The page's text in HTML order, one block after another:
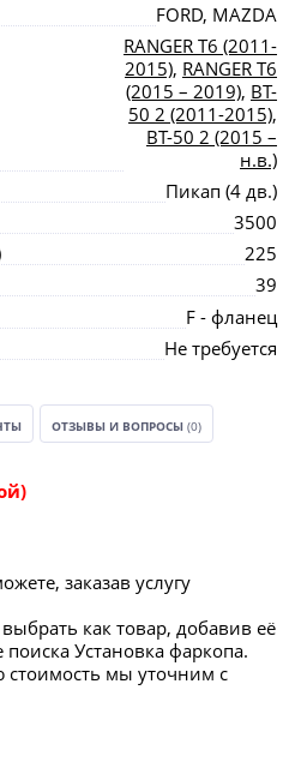
FORD, MAZDA
RANGER T6 (2011-
2015), RANGER T6
(2015 – 2019), BT-
50 2 (2011-2015),
BT-50 2 (2015 –
н.в.)
Пикап (4 дв.)
3500
225
39
F - фланец
Не требуется
ОТЗЫВЫ И ВОПРОСЫ (0)
заказав услугу
как товар, добавив её
Установка фаркопа.
стоимость мы уточним с